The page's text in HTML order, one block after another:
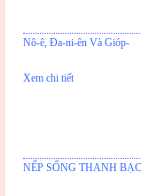
Nô-ê, Đa-ni-ên Và Gióp-
Xem chi tiết
NẾP SỐNG THANH